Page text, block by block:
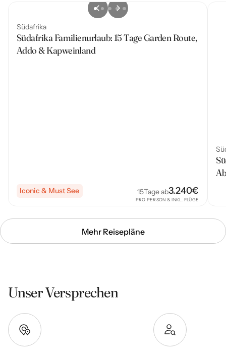
Südafrika
Südafrika Familienurlaub: 15 Tage Garden Route,
Addo & Kapweinland
Iconic & Must See 15Tage ab3.240€
PRO PERSON & INKL. FLÜGE
Mehr Reisepläne
Unser Versprechen